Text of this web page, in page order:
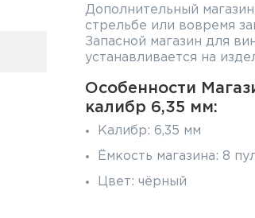
Дополнительный
стрельбе или вовремя
Запасной магазин для
устанавливается на
Особенности
калибр 6,35 мм:
Калибр: 6,35 мм
Ёмкость магазина: 8
Цвет: чёрный